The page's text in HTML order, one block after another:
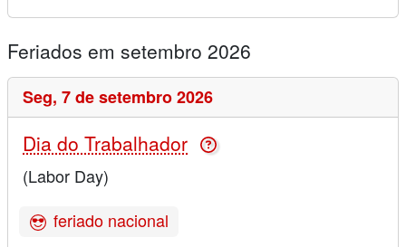
Feriados em setembro 2026
Seg, 7 de setembro 2026
Dia do Trabalhador
(Labor Day)
feriado nacional